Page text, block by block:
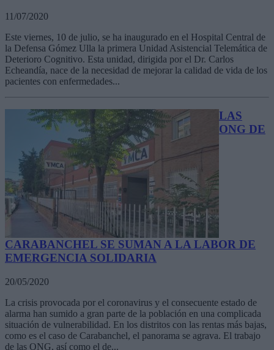
11/07/2020
Este viernes, 10 de julio, se ha inaugurado en el Hospital Central de
la Defensa Gómez Ulla la primera Unidad Asistencial Telemática de
Deterioro Cognitivo. Esta unidad, dirigida por el Dr. Carlos
Echeandía, nace de la necesidad de mejorar la calidad de vida de los
pacientes con enfermedades...
LAS
ONG DE
CARABANCHEL SE SUMAN A LA LABOR DE
EMERGENCIA SOLIDARIA
20/05/2020
La crisis provocada por el coronavirus y el consecuente estado de
alarma han sumido a gran parte de la población en una complicada
situación de vulnerabilidad. En los distritos con las rentas más bajas,
como es el caso de Carabanchel, el panorama se agrava. El trabajo
de las ONG, así como el de...